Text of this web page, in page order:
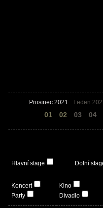
Prosinec 2021
01 02
Leden
03 04
Hlavní stage Dolní
Koncert
Party
Kino
Divadlo